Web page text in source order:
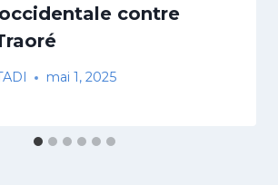
contre
mai 1, 2025